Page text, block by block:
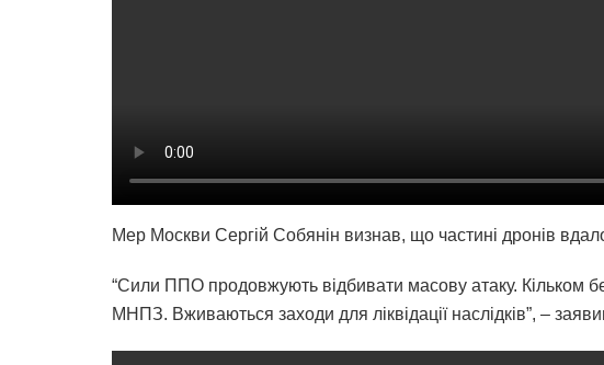
Мер Москви Сергій Собянін визнав, що частині дронів
“Сили ППО продовжують відбивати масову атаку. Кільком
МНПЗ. Вживаються заходи для ліквідації наслідків”, –